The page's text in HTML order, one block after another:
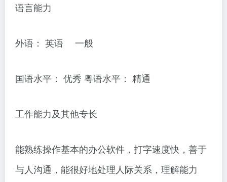
语言能力
外语： 英语 一般
国语水平： 优秀 粤语水平： 精通
工作能力及其他专长
能熟练操作基本的办公软件，打字速度快，善于
与人沟通，能很好地处理人际关系，理解能力